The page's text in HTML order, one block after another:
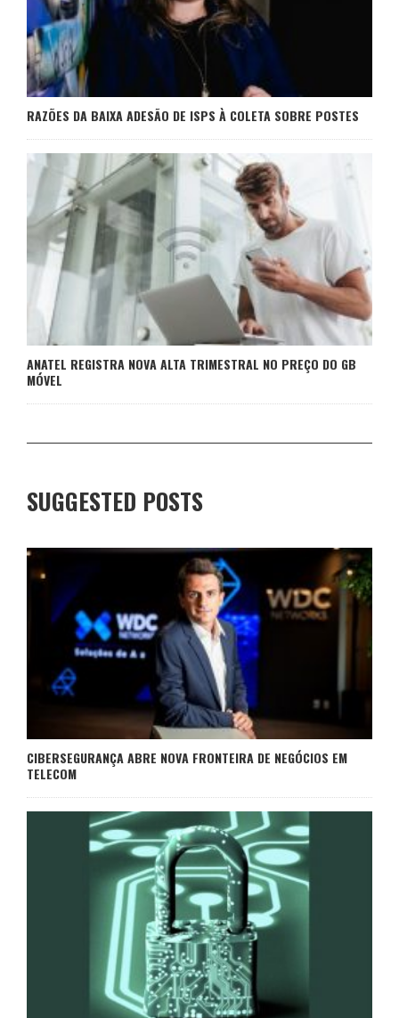
RAZÕES DA BAIXA ADESÃO DE ISPS À COLETA SOBRE POSTES
ANATEL REGISTRA NOVA ALTA TRIMESTRAL NO PREÇO DO GB
MÓVEL
SUGGESTED POSTS
CIBERSEGURANÇA ABRE NOVA FRONTEIRA DE NEGÓCIOS EM
TELECOM